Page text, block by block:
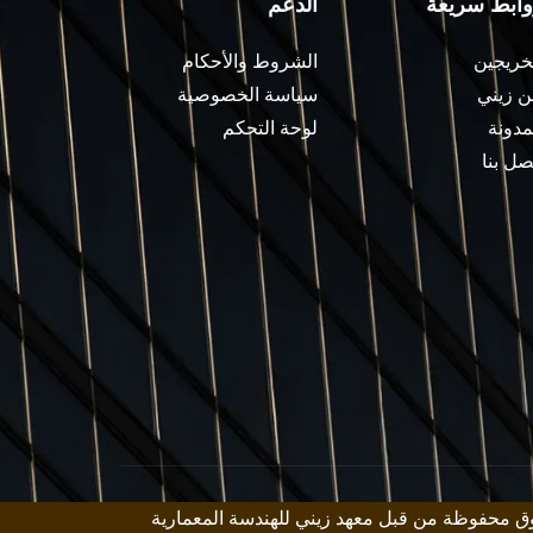
زيني
بنا
الشروط والأحكام
سياسة الخصوصية
لوحة التحكم